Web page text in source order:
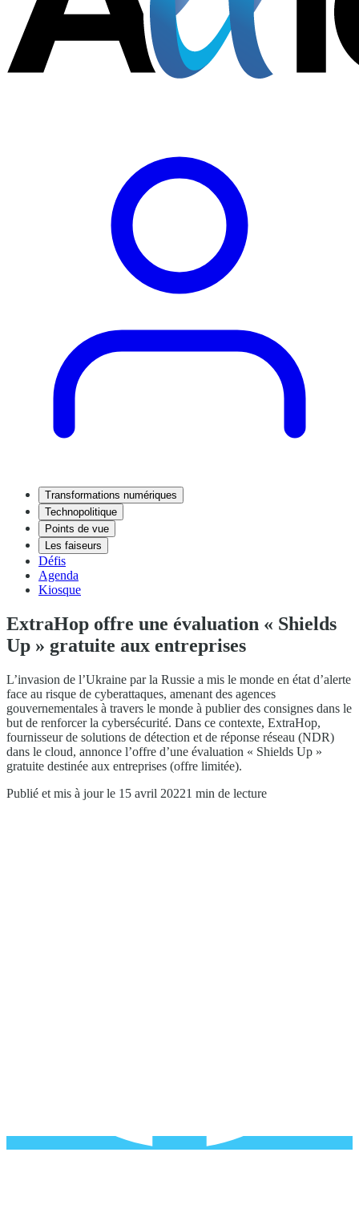
Transformations numériques
Technopolitique
Points de vue
Les faiseurs
Défis
Agenda
Kiosque
ExtraHop offre une évaluation « Shields
Up » gratuite aux entreprises
L’invasion de l’Ukraine par la Russie a mis le monde en état d’alerte
face au risque de cyberattaques, amenant des agences
gouvernementales à travers le monde à publier des consignes dans le
but de renforcer la cybersécurité. Dans ce contexte, ExtraHop,
fournisseur de solutions de détection et de réponse réseau (NDR)
dans le cloud, annonce l’offre d’une évaluation « Shields Up »
gratuite destinée aux entreprises (offre limitée).
Publié et mis à jour le 15 avril 20221 min de lecture